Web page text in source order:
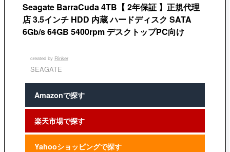
Seagate BarraCuda 4TB【 2年保証 】正規代理
店 3.5インチ HDD 内蔵 ハードディスク SATA
6Gb/s 64GB 5400rpm デスクトップPC向け
created by Rinker
SEAGATE
Amazonで探す
楽天市場で探す
Yahooショッピングで探す